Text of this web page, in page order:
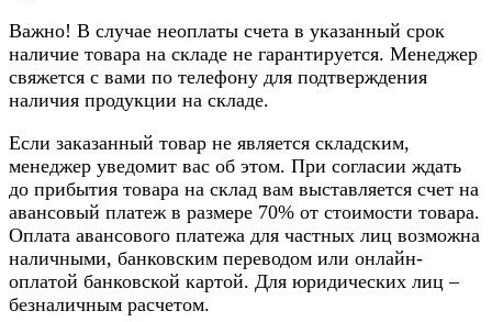
Важно! В случае неоплаты счета в указанный срок
наличие товара на складе не гарантируется. Менеджер
свяжется с вами по телефону для подтверждения
наличия продукции на складе.
Если заказанный товар не является складским,
менеджер уведомит вас об этом. При согласии ждать
до прибытия товара на склад вам выставляется счет на
авансовый платеж в размере 70% от стоимости товара.
Оплата авансового платежа для частных лиц возможна
наличными, банковским переводом или онлайн-
оплатой банковской картой. Для юридических лиц –
безналичным расчетом.